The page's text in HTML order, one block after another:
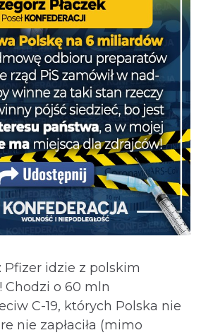
: Pfizer idzie z polskim
Chodzi o 60 mln
C-19, których Polska nie
nie zapłaciła (mimo